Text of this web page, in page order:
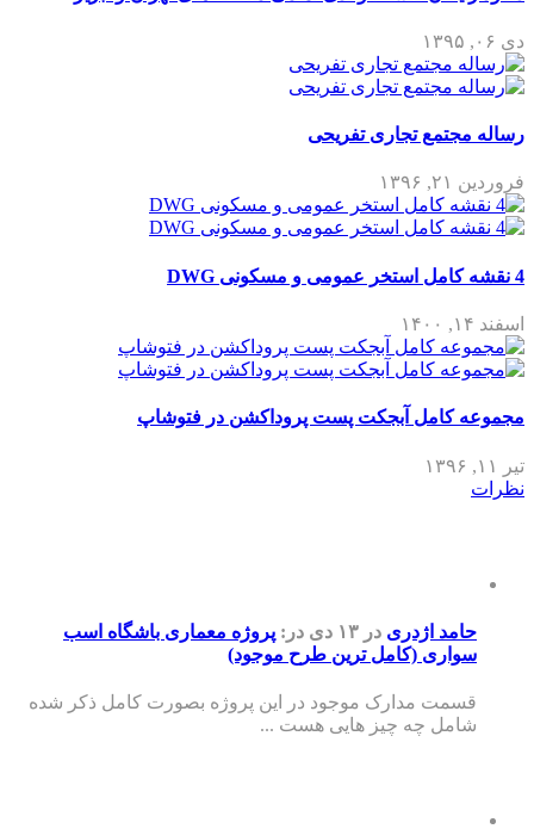
دی ۰۶, ۱۳۹۵
رساله مجتمع تجاری تفریحی
فروردین ۲۱, ۱۳۹۶
4 نقشه کامل استخر عمومی و مسکونی DWG
اسفند ۱۴, ۱۴۰۰
مجموعه کامل آبجکت پست پروداکشن در فتوشاپ
تیر ۱۱, ۱۳۹۶
نظرات
حامد اژدری در ۱۳ دی در: پروژه معماری باشگاه اسب
سواری (کامل ترین طرح موجود)
قسمت مدارک موجود در این پروژه بصورت کامل ذکر شده
شامل چه چیز هایی هست ...